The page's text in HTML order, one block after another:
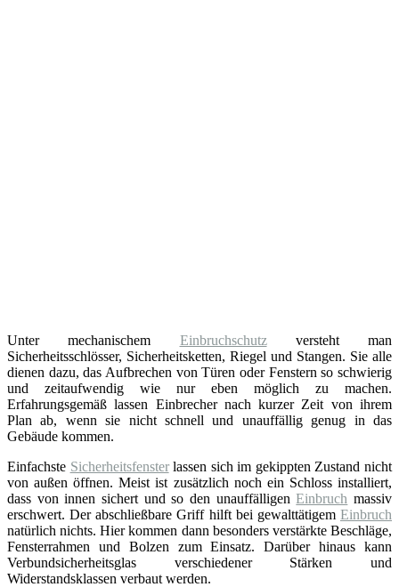
Unter mechanischem Einbruchschutzversteht man
Sicherheitsschlösser, Sicherheitsketten, Riegel und Stangen. Sie alle
dienen dazu, das Aufbrechen von Türen oder Fenstern so schwierig
und zeitaufwendig wie nur eben möglich zu machen.
Erfahrungsgemäß lassen Einbrecher nach kurzer Zeit von ihrem
Plan ab, wenn sie nicht schnell und unauffällig genug in das
Gebäude kommen.
Einfachste Sicherheitsfensterlassen sich im gekippten Zustand nicht
von außen öffnen. Meist ist zusätzlich noch ein Schloss installiert,
dass von innen sichert und so den unauffälligenEinbruch massiv
erschwert. Der abschließbare Griff hilft bei gewalttätigem Einbruch
natürlich nichts. Hier kommen dann besonders verstärkte Beschläge,
Fensterrahmen und Bolzen zum Einsatz. Darüber hinaus kann
Verbundsicherheitsglas verschiedener Stärken und
Widerstandsklassen verbaut werden.